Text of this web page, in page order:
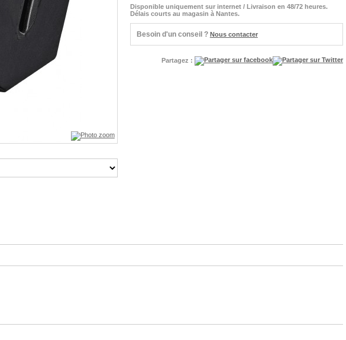
Disponible uniquement sur internet / Livraison en 48/72 heures.
Délais courts au magasin à Nantes.
Besoin d'un conseil ? Nous contacter
Partagez :